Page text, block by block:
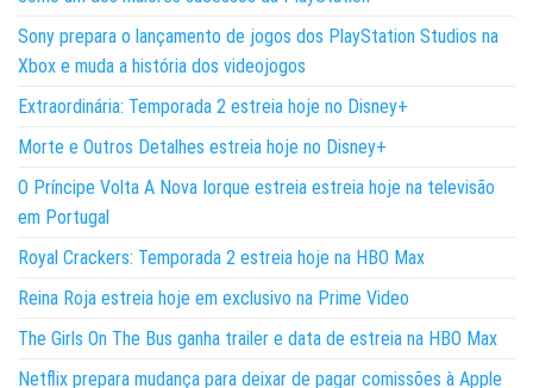
Sony prepara o lançamento de jogos dos PlayStation Studios na
Xbox e muda a história dos videojogos
Extraordinária: Temporada 2 estreia hoje no Disney+
Morte e Outros Detalhes estreia hoje no Disney+
O Príncipe Volta A Nova Iorque estreia estreia hoje na televisão
em Portugal
Royal Crackers: Temporada 2 estreia hoje na HBO Max
Reina Roja estreia hoje em exclusivo na Prime Video
The Girls On The Bus ganha trailer e data de estreia na HBO Max
Netflix prepara mudança para deixar de pagar comissões à Apple